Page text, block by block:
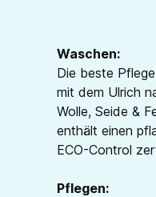
Waschen:
Die beste
mit dem Ulrich
Wolle, Seide &
enthält einen
ECO-Control
Pflegen: